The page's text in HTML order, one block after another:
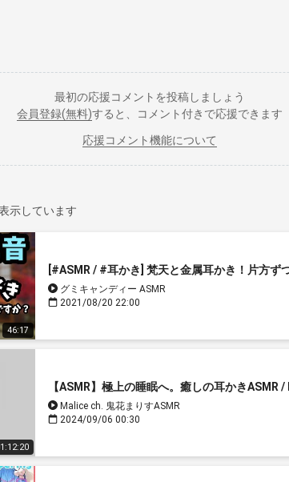
最初の応援コメントを投稿しましょう
会員登録(無料)すると、コメント付きで応援できます
応援コメント機能について
示しています
46:17
[#ASMR / #耳かき] 梵天と金属耳かき！片方ず
グミキャンディー ASMR
2021/08/20 22:00
【ASMR】極上の睡眠へ。癒しの耳かき
Malice ch. 鬼花まりすASMR
2024/09/06 00:30